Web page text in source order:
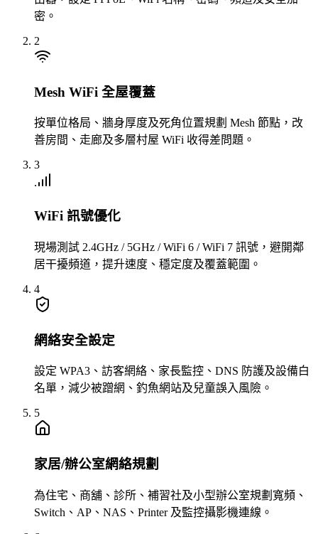
密。
2
Mesh WiFi 全屋覆蓋
按單位格局、牆身厚度及死角位置規劃 Mesh 節點，改
善房間、走廊及多層村屋 WiFi 收得差問題。
3
WiFi 訊號優化
現場測試 2.4GHz / 5GHz / WiFi 6 / WiFi 7 訊號，避開鄰
居干擾頻道，提升速度、穩定度及覆蓋範圍。
4
網絡安全設定
設定 WPA3、訪客網絡、家長監控、DNS 防護及設備白
名單，減少被蹭網、釣魚網站及兒童誤入風險。
5
家居/辦公室網絡規劃
為住宅、商舖、診所、補習社及小型辦公室規劃寬頻、
Switch、AP、NAS、Printer 及監控攝影機連線。